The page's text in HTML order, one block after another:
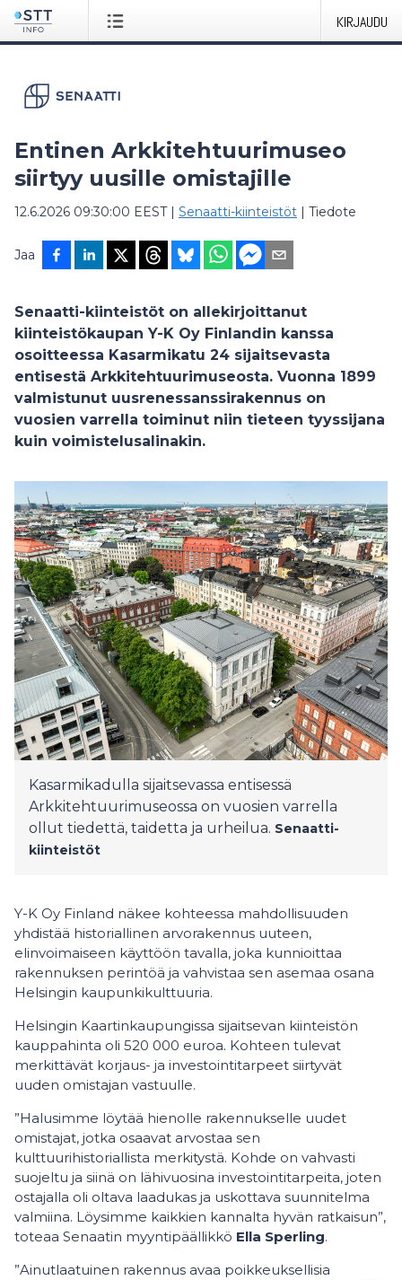
KIRJAUDU
Entinen Arkkitehtuurimuseo
siirtyy uusille omistajille
12.6.2026 09:30:00 EEST| Senaatti-kiinteistöt | Tiedote
Jaa
Senaatti-kiinteistöt on allekirjoittanut
kiinteistökaupan Y-K Oy Finlandin kanssa
osoitteessa Kasarmikatu 24 sijaitsevasta
entisestä Arkkitehtuurimuseosta. Vuonna 1899
valmistunut uusrenessanssirakennus on
vuosien varrella toiminut niin tieteen tyyssijana
kuin voimistelusalinakin.
Kasarmikadulla sijaitsevassa entisessä
Arkkitehtuurimuseossa on vuosien varrella
ollut tiedettä, taidetta ja urheilua. Senaatti-
kiinteistöt
Y-K Oy Finland näkee kohteessa mahdollisuuden
yhdistää historiallinen arvorakennus uuteen,
elinvoimaiseen käyttöön tavalla, joka kunnioittaa
rakennuksen perintöä ja vahvistaa sen asemaa osana
Helsingin kaupunkikulttuuria.
Helsingin Kaartinkaupungissa sijaitsevan kiinteistön
kauppahinta oli 520 000 euroa. Kohteen tulevat
merkittävät korjaus- ja investointitarpeet siirtyvät
uuden omistajan vastuulle.
”Halusimme löytää hienolle rakennukselle uudet
omistajat, jotka osaavat arvostaa sen
kulttuurihistoriallista merkitystä. Kohde on vahvasti
suojeltu ja siinä on lähivuosina investointitarpeita, joten
ostajalla oli oltava laadukas ja uskottava suunnitelma
valmiina. Löysimme kaikkien kannalta hyvän ratkaisun”,
toteaa Senaatin myyntipäällikkö Ella Sperling.
”Ainutlaatuinen rakennus avaa poikkeuksellisia